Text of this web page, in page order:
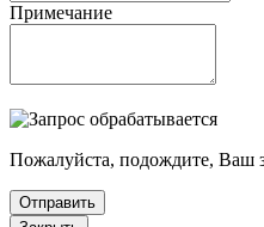
Примечание
Пожалуйста, подождите, Ваш
Отправить